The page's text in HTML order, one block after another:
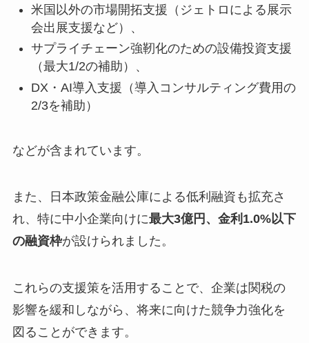
米国以外の市場開拓支援（ジェトロによる展示
会出展支援など）、
サプライチェーン強靭化のための設備投資支援
（最大1/2の補助）、
DX・AI導入支援（導入コンサルティング費用の
2/3を補助）
などが含まれています。
また、日本政策金融公庫による低利融資も拡充さ
れ、特に中小企業向けに最大3億円、金利1.0%以下
の融資枠が設けられました。
これらの支援策を活用することで、企業は関税の
影響を緩和しながら、将来に向けた競争力強化を
図ることができます。